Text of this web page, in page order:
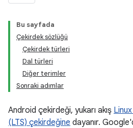
Bu sayfada
Çekirdek sözlüğü
Çekirdek türleri
Dal türleri
Diğer terimler
Sonraki adımlar
Android çekirdeği, yukarı akış
(LTS) çekirdeğine dayanır.